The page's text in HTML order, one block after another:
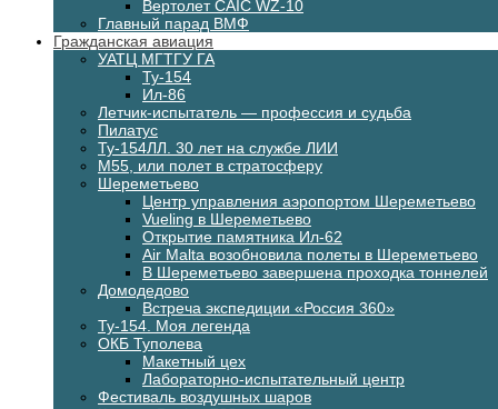
Вертолет CAIC WZ-10
Главный парад ВМФ
Гражданская авиация
УАТЦ МГТГУ ГА
Ту-154
Ил-86
Летчик-испытатель — профессия и судьба
Пилатус
Ту-154ЛЛ. 30 лет на службе ЛИИ
М55, или полет в стратосферу
Шереметьево
Центр управления аэропортом Шереметьево
Vueling в Шереметьево
Открытие памятника Ил-62
Air Malta возобновила полеты в Шереметьево
В Шереметьево завершена проходка тоннелей
Домодедово
Встреча экспедиции «Россия 360»
Ту-154. Моя легенда
ОКБ Туполева
Макетный цех
Лабораторно-испытательный центр
Фестиваль воздушных шаров